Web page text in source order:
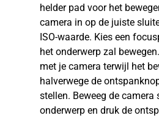
helder pad voor het
camera in op de juiste
ISO-waarde. Kies een
het onderwerp zal
met je camera terwijl het
halverwege de
stellen. Beweeg de camera
onderwerp en druk de